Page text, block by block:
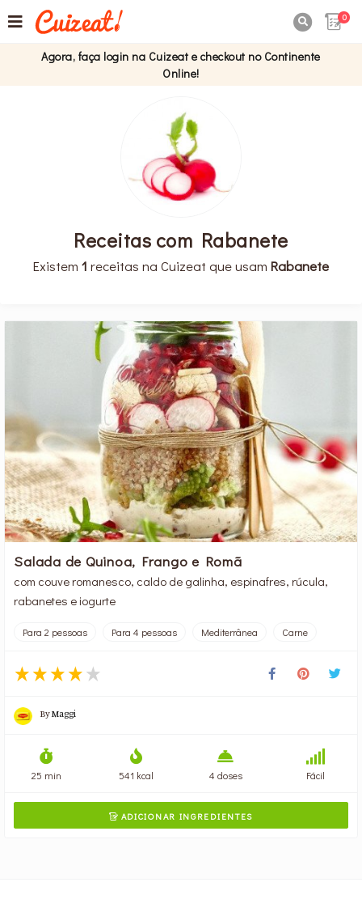
0
Agora, faça login na Cuizeat e checkout no Continente
Online!
Receitas com Rabanete
Existem 1 receitas na Cuizeat que usam Rabanete
Salada de Quinoa, Frango e Romã
com couve romanesco, caldo de galinha, espinafres, rúcula,
rabanetes e iogurte
Para 2 pessoas Para 4 pessoas Mediterrânea Carne
ByMaggi
25 min 541 kcal 4 doses Fácil
ADICIONAR INGREDIENTES